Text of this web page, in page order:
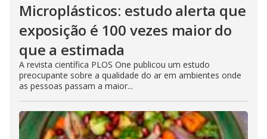
Microplásticos: estudo alerta que
exposição é 100 vezes maior do
que a estimada
A revista científica PLOS One publicou um estudo
preocupante sobre a qualidade do ar em ambientes onde
as pessoas passam a maior...